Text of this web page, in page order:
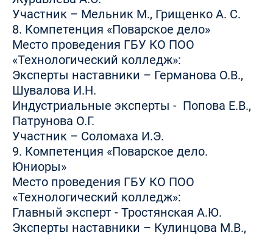
Участник – Мельник М., Грищенко А. С.
8. Компетенция «Поварское дело»
Место проведения ГБУ КО ПОО
«Технологический колледж»:
Эксперты наставники – Германова О.В.,
Шувалова И.Н.
Индустриальные эксперты - Попова Е.В.,
Патрунова О.Г.
Участник – Соломаха И.Э.
9. Компетенция «Поварское дело.
Юниоры»
Место проведения ГБУ КО ПОО
«Технологический колледж»:
Главный эксперт - Тростянская А.Ю.
Эксперты наставники – Кулинцова М.В.,